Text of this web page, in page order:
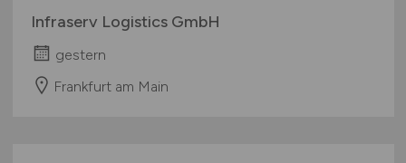
Infraserv Logistics GmbH
gestern
Frankfurt am Main